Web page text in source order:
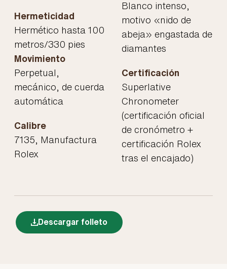
Hermeticidad
Hermético hasta 100
metros/330 pies
Movimiento
Perpetual,
mecánico, de cuerda
automática
Calibre
7135, Manufactura
Rolex
Blanco intenso,
motivo «nido de
abeja» engastada de
diamantes
Certificación
Superlative
Chronometer
(certificación oficial
de cronómetro +
certificación Rolex
tras el encajado)
Descargar folleto